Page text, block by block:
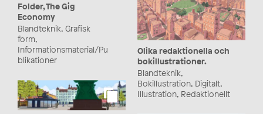
Folder, The Gig
Economy
Blandteknik, Grafisk
form,
Informationsmaterial/Pu
blikationer
Olika redaktionella och
bokillustrationer.
Blandteknik,
Bokillustration, Digitalt,
Illustration, Redaktionellt